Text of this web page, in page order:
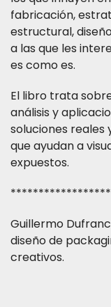
fabricación,
estructural,
a las que les
es como es.
El libro trata
análisis y
soluciones reales
que ayudan a
expuestos.
Guillermo
diseño de
creativos.